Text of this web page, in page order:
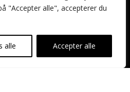
"Accepter alle", accepterer du
alle Accepter alle
os